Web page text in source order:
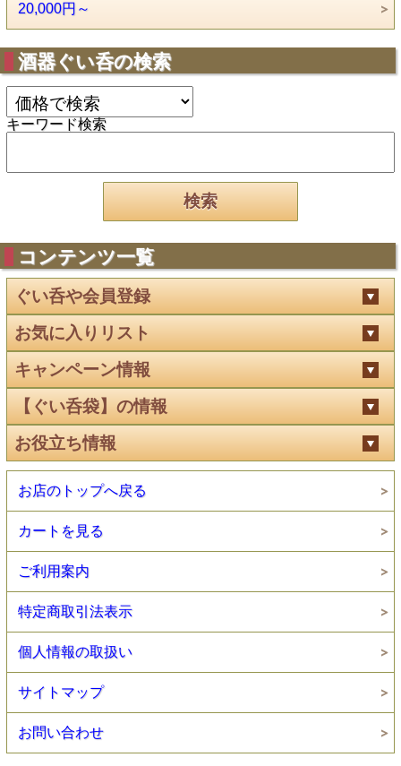
20,000円～
酒器ぐい呑の検索
キーワード検索
コンテンツ一覧
ぐい呑や会員登録
お気に入りリスト
キャンペーン情報
【ぐい呑袋】の情報
お役立ち情報
お店のトップへ戻る
カートを見る
ご利用案内
特定商取引法表示
個人情報の取扱い
サイトマップ
お問い合わせ